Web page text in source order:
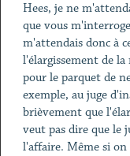
Hees, je ne
que vous
m'attendais donc à
l'élargissement de
pour le parquet de
exemple, au juge
brièvement que
veut pas dire que le
l'affaire. Même si